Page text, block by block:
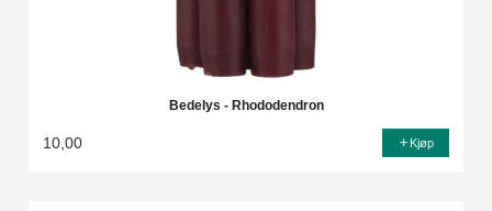
Bedelys - Rhododendron
10,00 Kjøp